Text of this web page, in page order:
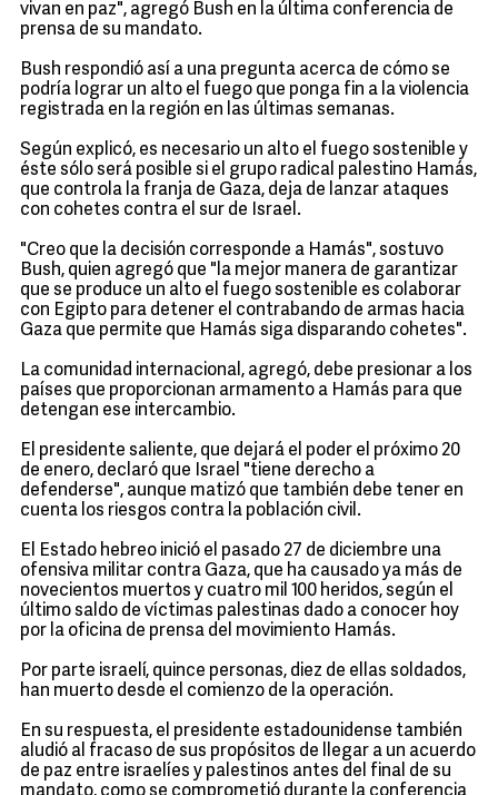
vivan en paz", agregó Bush en la última conferencia de
prensa de su mandato.
Bush respondió así a una pregunta acerca de cómo se
podría lograr un alto el fuego que ponga fin a la violencia
registrada en la región en las últimas semanas.
Según explicó, es necesario un alto el fuego sostenible y
éste sólo será posible si el grupo radical palestino Hamás,
que controla la franja de Gaza, deja de lanzar ataques
con cohetes contra el sur de Israel.
"Creo que la decisión corresponde a Hamás", sostuvo
Bush, quien agregó que "la mejor manera de garantizar
que se produce un alto el fuego sostenible es colaborar
con Egipto para detener el contrabando de armas hacia
Gaza que permite que Hamás siga disparando cohetes".
La comunidad internacional, agregó, debe presionar a los
países que proporcionan armamento a Hamás para que
detengan ese intercambio.
El presidente saliente, que dejará el poder el próximo 20
de enero, declaró que Israel "tiene derecho a
defenderse", aunque matizó que también debe tener en
cuenta los riesgos contra la población civil.
El Estado hebreo inició el pasado 27 de diciembre una
ofensiva militar contra Gaza, que ha causado ya más de
novecientos muertos y cuatro mil 100 heridos, según el
último saldo de víctimas palestinas dado a conocer hoy
por la oficina de prensa del movimiento Hamás.
Por parte israelí, quince personas, diez de ellas soldados,
han muerto desde el comienzo de la operación.
En su respuesta, el presidente estadounidense también
aludió al fracaso de sus propósitos de llegar a un acuerdo
de paz entre israelíes y palestinos antes del final de su